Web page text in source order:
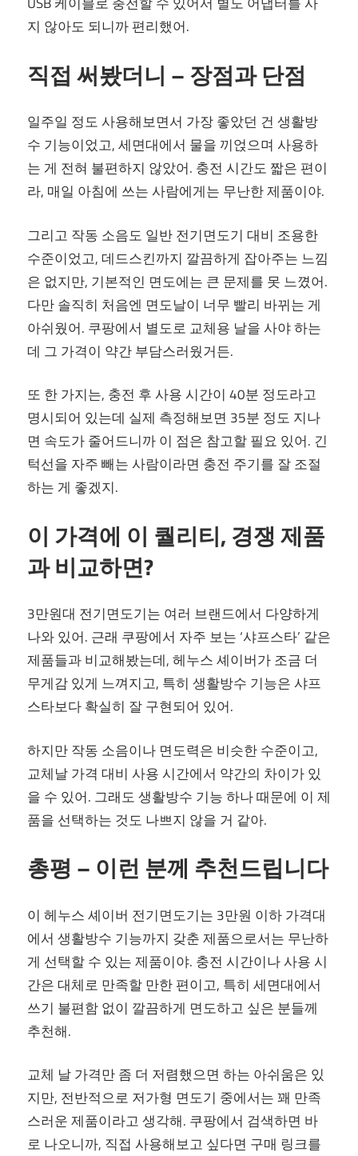
지 않아도 되니까 편리했어.
직접 써봤더니 – 장점과 단점
일주일 정도 사용해보면서 가장 좋았던 건 생활방
수 기능이었고, 세면대에서 물을 끼얹으며 사용하
는 게 전혀 불편하지 않았어. 충전 시간도 짧은 편이
라, 매일 아침에 쓰는 사람에게는 무난한 제품이야.
그리고 작동 소음도 일반 전기면도기 대비 조용한
수준이었고, 데드스킨까지 깔끔하게 잡아주는 느낌
은 없지만, 기본적인 면도에는 큰 문제를 못 느꼈어.
다만 솔직히 처음엔 면도날이 너무 빨리 바뀌는 게
아쉬웠어. 쿠팡에서 별도로 교체용 날을 사야 하는
데 그 가격이 약간 부담스러웠거든.
또 한 가지는, 충전 후 사용 시간이 40분 정도라고
명시되어 있는데 실제 측정해보면 35분 정도 지나
면 속도가 줄어드니까 이 점은 참고할 필요 있어. 긴
턱선을 자주 빼는 사람이라면 충전 주기를 잘 조절
하는 게 좋겠지.
이 가격에 이 퀄리티, 경쟁 제품
과 비교하면?
3만원대 전기면도기는 여러 브랜드에서 다양하게
나와 있어. 근래 쿠팡에서 자주 보는 ‘샤프스타’ 같은
제품들과 비교해봤는데, 헤누스 셰이버가 조금 더
무게감 있게 느껴지고, 특히 생활방수 기능은 샤프
스타보다 확실히 잘 구현되어 있어.
하지만 작동 소음이나 면도력은 비슷한 수준이고,
교체날 가격 대비 사용 시간에서 약간의 차이가 있
을 수 있어. 그래도 생활방수 기능 하나 때문에 이 제
품을 선택하는 것도 나쁘지 않을 거 같아.
총평 – 이런 분께 추천드립니다
이 헤누스 셰이버 전기면도기는 3만원 이하 가격대
에서 생활방수 기능까지 갖춘 제품으로서는 무난하
게 선택할 수 있는 제품이야. 충전 시간이나 사용 시
간은 대체로 만족할 만한 편이고, 특히 세면대에서
쓰기 불편함 없이 깔끔하게 면도하고 싶은 분들께
추천해.
교체 날 가격만 좀 더 저렴했으면 하는 아쉬움은 있
지만, 전반적으로 저가형 면도기 중에서는 꽤 만족
스러운 제품이라고 생각해. 쿠팡에서 검색하면 바
로 나오니까, 직접 사용해보고 싶다면 구매 링크를